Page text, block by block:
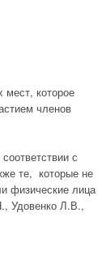
мест, которое
членов
с
те, которые не
физические лица
Удовенко Л.В.,